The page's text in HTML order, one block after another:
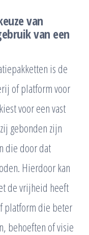
van
van een
is de
of platform voor
voor een vast
gebonden zijn
die door dat
Hierdoor kan
de vrijheid heeft
platform die beter
behoeften of visie